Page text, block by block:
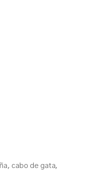
, cabo de gata,